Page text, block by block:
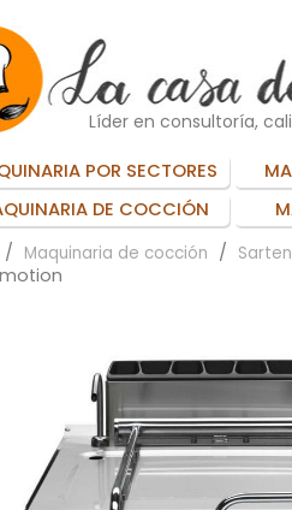
Líder en consultoría,
POR SECTORES
DE COCCIÓN
Maquinaria de cocción